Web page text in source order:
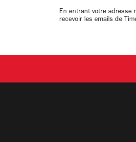
email
En entrant votre adresse
recevoir les emails de